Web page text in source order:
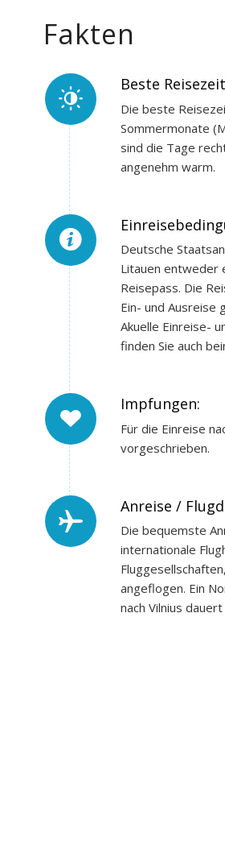
Fakten
Beste
Die beste
Sommermonate
sind die Tage
angenehm warm.
Deutsche
Litauen entweder
Reisepass. Die
Ein- und Ausreise
Akuelle Einreise-
finden Sie auch
Impfungen:
Für die Einreise
vorgeschrieben.
Anreise /
Die bequemste
internationale
angeflogen. Ein
nach Vilnius